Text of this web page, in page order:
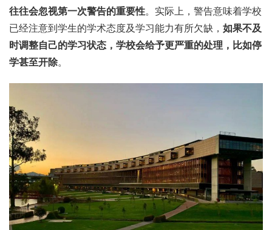
往往会忽视第一次警告的重要性。实际上，警告意味着学校
已经注意到学生的学术态度及学习能力有所欠缺， 如果不及
时调整自己的学习状态，学校会给予更严重的处理，比如停
学甚至开除。